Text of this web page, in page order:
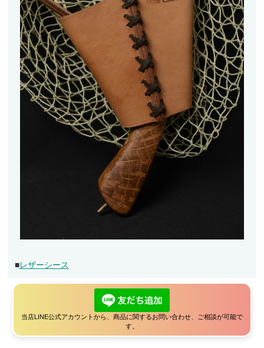
アウトレット
ケース
フライライン
フライマテリアル
ギア・アクセサリー
■レザーシース
当店LINE公式アカウントから、商品に関するお問い合わせ、ご相談が可能で
す。